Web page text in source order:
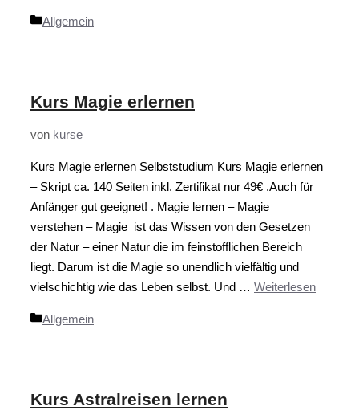
Kategorien
Allgemein
Kurs Magie erlernen
von kurse
Kurs Magie erlernen Selbststudium Kurs Magie erlernen
– Skript ca. 140 Seiten inkl. Zertifikat nur 49€ .Auch für
Anfänger gut geeignet! . Magie lernen – Magie
verstehen – Magie ist das Wissen von den Gesetzen
der Natur – einer Natur die im feinstofflichen Bereich
liegt. Darum ist die Magie so unendlich vielfältig und
vielschichtig wie das Leben selbst. Und … Weiterlesen
Kategorien
Allgemein
Kurs Astralreisen lernen